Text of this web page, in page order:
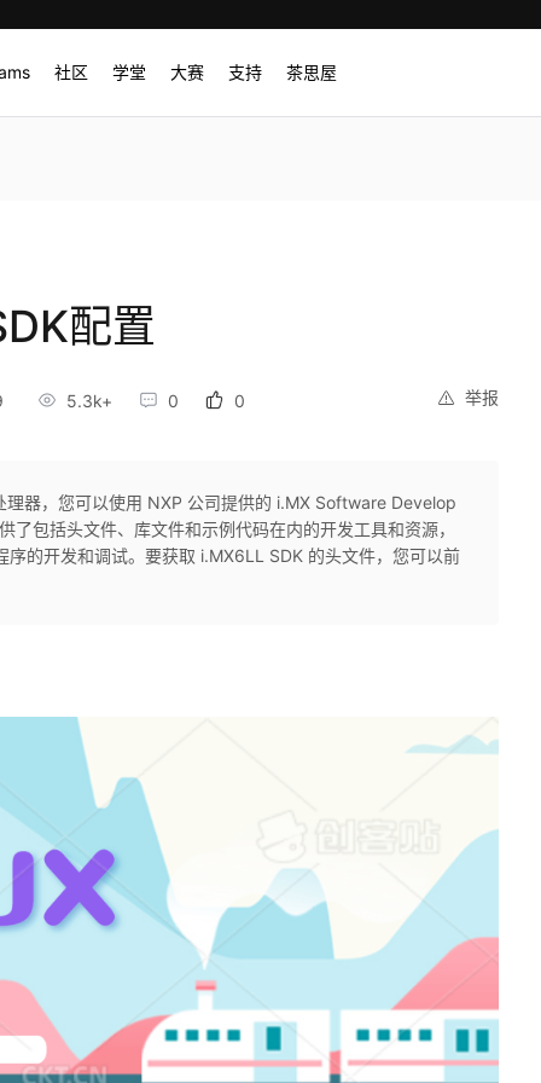
社区 学堂 大赛 支持 茶思屋
配置
举报
5.3k+ 0 0
器，您可以使用 NXP 公司提供的 i.MX Software Develop
包括头文件、库文件和示例代码在内的开发工具和资源，
的开发和调试。要获取 i.MX6LL SDK 的头文件，您可以前